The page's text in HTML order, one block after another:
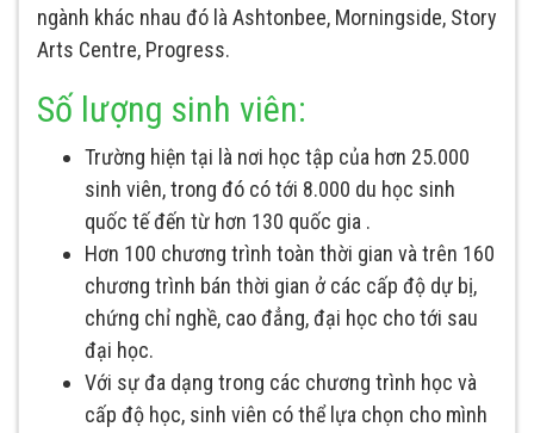
ngành khác nhau đó là Ashtonbee, Morningside, Story
Arts Centre, Progress.
Số lượng sinh viên:
Trường hiện tại là nơi học tập của hơn 25.000
sinh viên, trong đó có tới 8.000 du học sinh
quốc tế đến từ hơn 130 quốc gia .
Hơn 100 chương trình toàn thời gian và trên 160
chương trình bán thời gian ở các cấp độ dự bị,
chứng chỉ nghề, cao đẳng, đại học cho tới sau
đại học.
Với sự đa dạng trong các chương trình học và
cấp độ học, sinh viên có thể lựa chọn cho mình